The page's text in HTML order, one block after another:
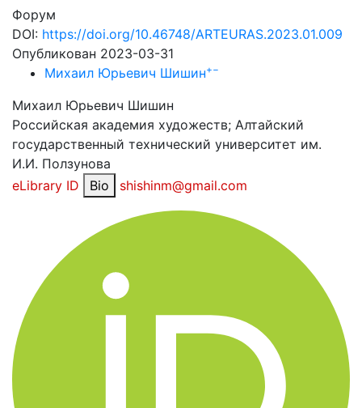
Форум
DOI: https://doi.org/10.46748/ARTEURAS.2023.01.009
Опубликован 2023-03-31
Михаил Юрьевич Шишин+−
Михаил Юрьевич Шишин
Российская академия художеств; Алтайский
государственный технический университет им.
И.И. Ползунова
eLibrary ID
Bio shishinm@gmail.com